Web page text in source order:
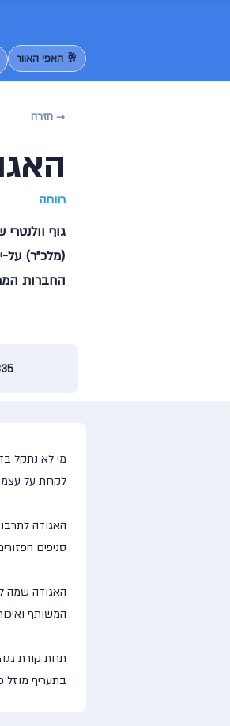
🥂 האפי האוור
→ חזרה
רווחה
גוף
(מלכ"ר) על-
החברות
מי לא נתקל
לקחת על עצמם
סניפים
האגודה שמה
המשותף
תחת קורת גגה,
בתעריף מוזל כגון ,